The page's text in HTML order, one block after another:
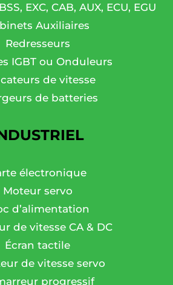
EXC, CAB, AUX, ECU, EGU
Auxiliaires
Redresseurs
IGBT ou Onduleurs
de vitesse
de batteries
électronique
Moteur servo
d’alimentation
de vitesse CA & DC
Écran tactile
de vitesse servo
progressif